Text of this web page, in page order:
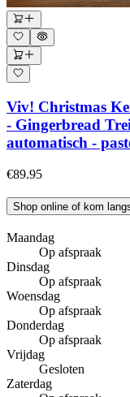
Viv! Christmas
- Gingerbread
automatisch -
€89.95
Shop online of kom
Maandag
Op afspraak
Dinsdag
Op afspraak
Woensdag
Op afspraak
Donderdag
Op afspraak
Vrijdag
Gesloten
Zaterdag